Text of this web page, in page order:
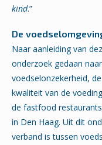
kind.”
De
Naar aanleiding van
onderzoek gedaan
voedselonzekerheid,
kwaliteit van de
de fastfood
in Den Haag. Uit dit
verband is tussen